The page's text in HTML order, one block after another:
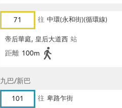
71 往 中環(永和街)(循環線)
帝后華庭, 皇后大道西 站
距離 100m
九巴/新巴
101
往 卑路乍街